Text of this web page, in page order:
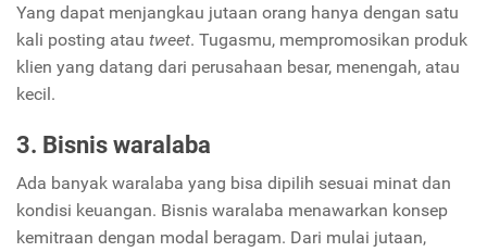
Yang dapat menjangkau jutaan orang hanya dengan satu
kali posting atau tweet. Tugasmu, mempromosikan produk
klien yang datang dari perusahaan besar, menengah, atau
kecil.
3. Bisnis waralaba
Ada banyak waralaba yang bisa dipilih sesuai minat dan
kondisi keuangan. Bisnis waralaba menawarkan konsep
kemitraan dengan modal beragam. Dari mulai jutaan,